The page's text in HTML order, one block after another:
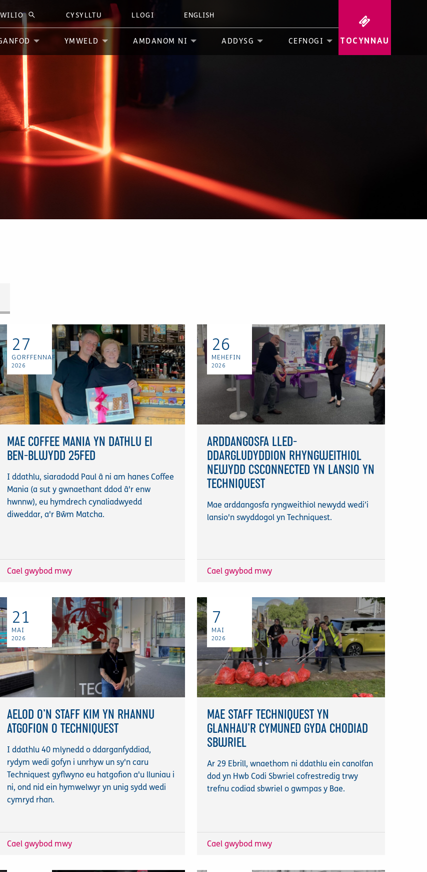
CHWILIO
CYSYLLTU LLOGI ENGLISH
YMWELD AMDANOM NI ADDYSG CEFNOGI TOCYNNAU
27
GORFFENNAF
2026
MAE COFFEE MANIA YN DATHLU EI
BEN-BLWYDD 25FED
I ddathlu, siaradodd Paul â ni am hanes Coffee
Mania (a sut y gwnaethant ddod â'r enw
hwnnw), eu hymdrech cynaliadwyedd
diweddar, a'r Bŵm Matcha.
Cael gwybod mwy
26
MEHEFIN
2026
ARDDANGOSFA LLED-
DDARGLUDYDDION RHYNGWEITHIOL
NEWYDD CSCONNECTED YN LANSIO YN
TECHNIQUEST
Mae arddangosfa ryngweithiol newydd wedi’i
lansio'n swyddogol yn Techniquest.
Cael gwybod mwy
21
MAI
2026
AELOD O’N STAFF KIM YN RHANNU
ATGOFION O TECHNIQUEST
I ddathlu 40 mlynedd o ddarganfyddiad,
rydym wedi gofyn i unrhyw un sy'n caru
Techniquest gyflwyno eu hatgofion a'u lluniau i
ni, ond nid ein hymwelwyr yn unig sydd wedi
cymryd rhan.
Cael gwybod mwy
7
MAI
2026
MAE STAFF TECHNIQUEST YN
GLANHAU’R CYMUNED GYDA CHODIAD
SBWRIEL
Ar 29 Ebrill, wnaethom ni ddathlu ein canolfan
dod yn Hwb Codi Sbwriel cofrestredig trwy
trefnu codiad sbwriel o gwmpas y Bae.
Cael gwybod mwy